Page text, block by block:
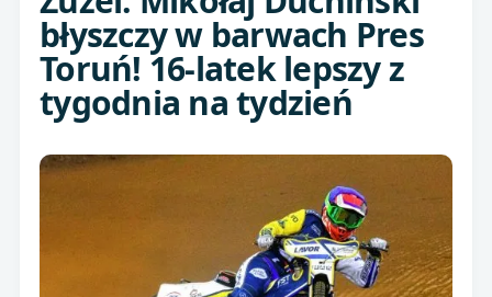
błyszczy w barwach Pres
Toruń! 16-latek lepszy z
tygodnia na tydzień